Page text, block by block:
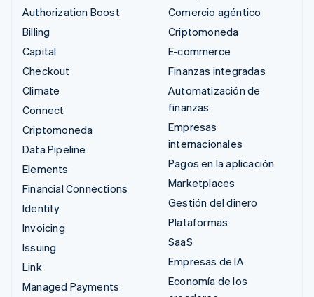
Authorization Boost
Billing
Capital
Checkout
Climate
Connect
Criptomoneda
Data Pipeline
Elements
Financial Connections
Identity
Invoicing
Issuing
Link
Managed Payments
Comercio agéntico
Criptomoneda
E-commerce
Finanzas integradas
Automatización de
finanzas
Empresas
internacionales
Pagos en la aplicación
Marketplaces
Gestión del dinero
Plataformas
SaaS
Empresas de IA
Economía de los